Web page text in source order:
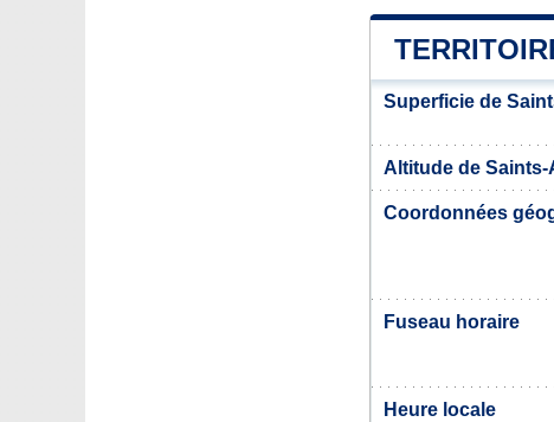
Superficie de
Altitude de Saints-
Coordonnées
Fuseau horaire
Heure locale